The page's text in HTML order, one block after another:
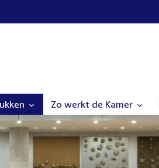
Zo werkt de Kamer